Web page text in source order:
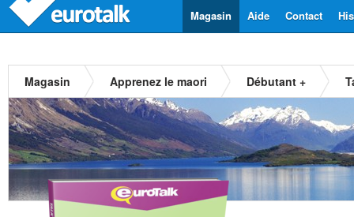
Contact
Aide
Magasin
Magasin Apprenez le maori Débutant +